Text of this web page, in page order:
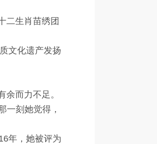
二生肖苗绣团
文化遗产发扬
而力不足。
一刻她觉得，
年，她被评为